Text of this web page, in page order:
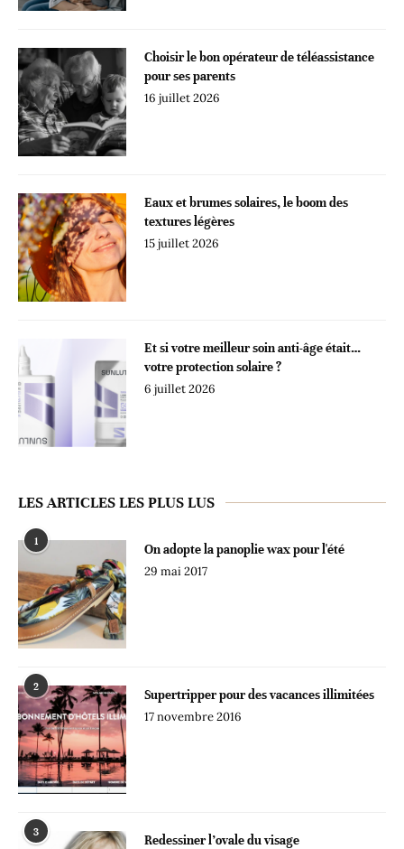
Choisir le bon opérateur de téléassistance
pour ses parents
16 juillet 2026
Eaux et brumes solaires, le boom des
textures légères
15 juillet 2026
Et si votre meilleur soin anti-âge était…
votre protection solaire ?
6 juillet 2026
LES ARTICLES LES PLUS LUS
1
On adopte la panoplie wax pour l'été
29 mai 2017
2
Supertripper pour des vacances illimitées
17 novembre 2016
3
Redessiner l’ovale du visage